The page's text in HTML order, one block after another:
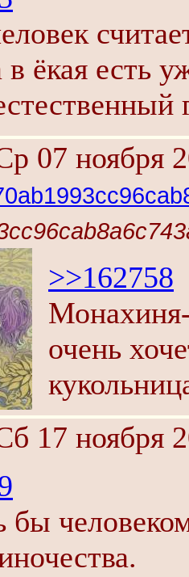
в ёкая есть
07 ноября
>>162758
Монахиня-
очень
17 ноября
бы